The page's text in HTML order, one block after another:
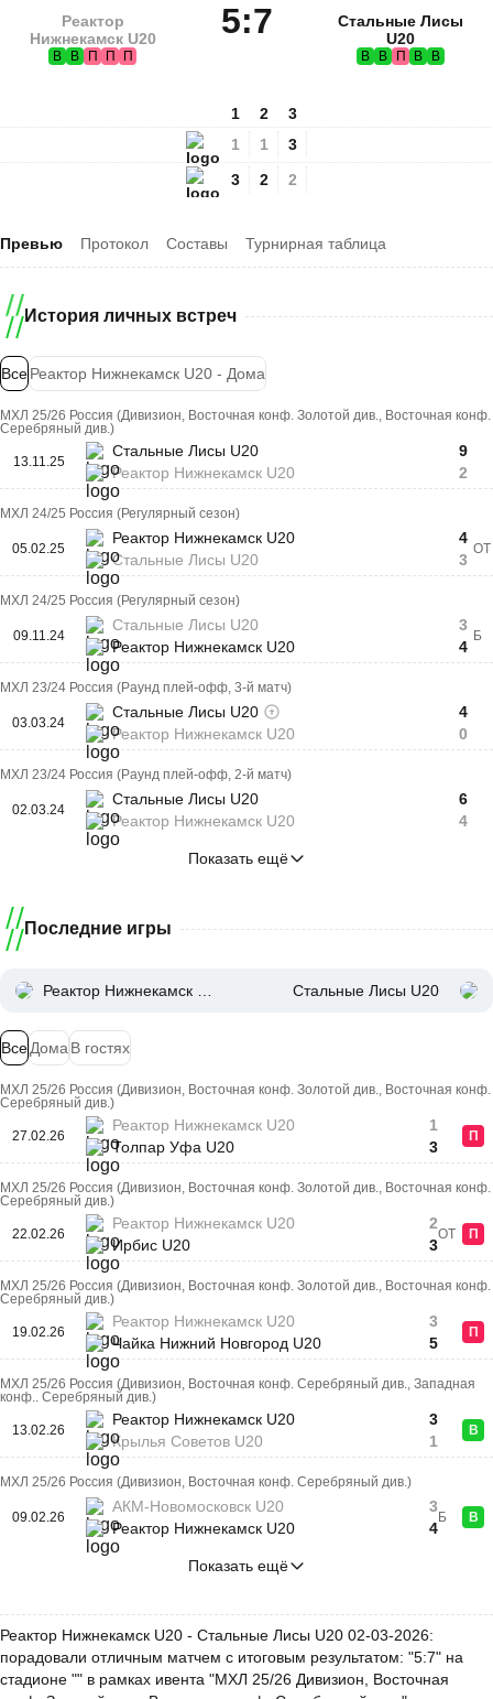
Реактор
Нижнекамск U20
В В П П П
5:7
Стальные Лисы
U20
В В П В В
1
1
3
2
1
2
3
3
2
Превью Протокол Составы Турнирная таблица
История личных встреч
ВсеРеактор Нижнекамск U20 - Дома
МХЛ 25/26 Россия (Дивизион, Восточная конф. Золотой див., Восточная конф.
Серебряный див.)
13.11.25
Стальные Лисы U20
Реактор Нижнекамск U20
9
2
МХЛ 24/25 Россия (Регулярный сезон)
05.02.25
Реактор Нижнекамск U20
Стальные Лисы U20
4
3
ОТ
МХЛ 24/25 Россия (Регулярный сезон)
09.11.24
Стальные Лисы U20
Реактор Нижнекамск U20
3
4
Б
МХЛ 23/24 Россия (Раунд плей-офф, 3-й матч)
03.03.24
Стальные Лисы U20
Реактор Нижнекамск U20
4
0
МХЛ 23/24 Россия (Раунд плей-офф, 2-й матч)
02.03.24
Стальные Лисы U20
Реактор Нижнекамск U20
6
4
Показать ещё
Последние игры
Реактор Нижнекамск U20 Стальные Лисы U20
ВсеДома В гостях
МХЛ 25/26 Россия (Дивизион, Восточная конф. Золотой див., Восточная конф.
Серебряный див.)
27.02.26
Реактор Нижнекамск U20
Толпар Уфа U20
1
3
П
МХЛ 25/26 Россия (Дивизион, Восточная конф. Золотой див., Восточная конф.
Серебряный див.)
22.02.26
Реактор Нижнекамск U20
Ирбис U20
2
3
ОТ П
МХЛ 25/26 Россия (Дивизион, Восточная конф. Золотой див., Восточная конф.
Серебряный див.)
19.02.26
Реактор Нижнекамск U20
Чайка Нижний Новгород U20
3
5
П
МХЛ 25/26 Россия (Дивизион, Восточная конф. Серебряный див., Западная
конф.. Серебряный див.)
13.02.26
Реактор Нижнекамск U20
Крылья Советов U20
3
1
В
МХЛ 25/26 Россия (Дивизион, Восточная конф. Серебряный див.)
09.02.26
АКМ-Новомосковск U20
Реактор Нижнекамск U20
3
4
Б В
Показать ещё
Реактор Нижнекамск U20 - Стальные Лисы U20 02-03-2026:
порадовали отличным матчем с итоговым результатом: "5:7" на
стадионе "" в рамках ивента "МХЛ 25/26 Дивизион, Восточная